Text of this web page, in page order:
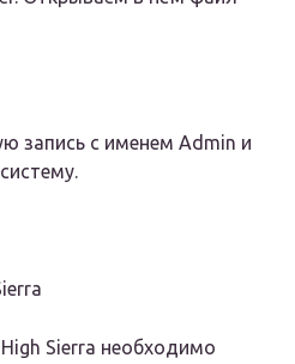
запись с именем Admin и
Sierra необходимо